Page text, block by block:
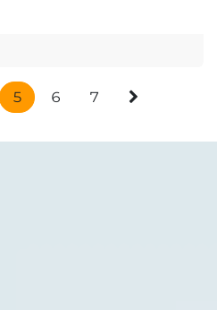
5 6 7